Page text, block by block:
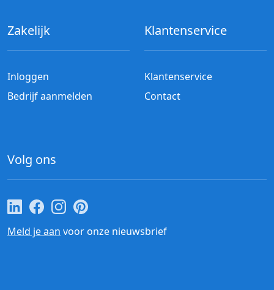
Zakelijk
Inloggen
Bedrijf aanmelden
Klantenservice
Klantenservice
Contact
Volg ons
Cateraar.nl op LinkedIn
Cateraar.nl op Facebook
Cateraar.nl op Instagram
Cateraar.nl op Pinterest
Meld je aan voor onze nieuwsbrief